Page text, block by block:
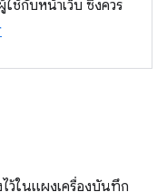
ช้กับหน้าเว็บ ซึ่งควร
ว้ในแผงเครื่องบันทึก